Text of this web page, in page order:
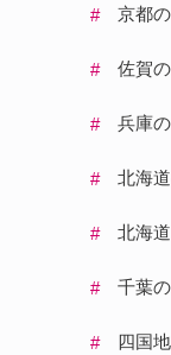
# 京都
# 佐賀
# 兵庫
# 北海
# 北海
# 千葉
# 四国